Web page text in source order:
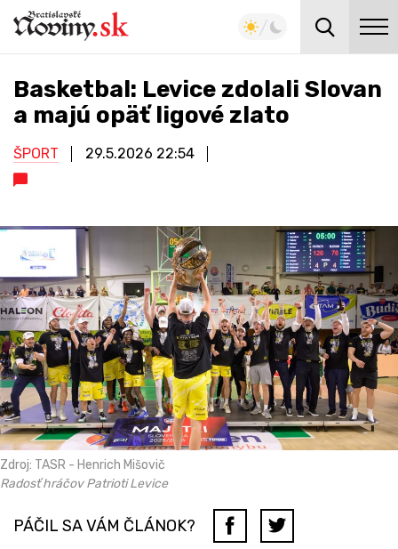
Basketbal: Levice zdolali Slovan
a majú opäť ligové zlato
ŠPORT 29.5.2026 22:54
Zdroj: TASR - Henrich Mišovič
Radosť hráčov Patrioti Levice
PÁČIL SA VÁM ČLÁNOK?